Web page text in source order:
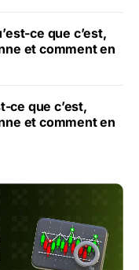
ce que c’est,
et comment en
ce que c’est,
et comment en